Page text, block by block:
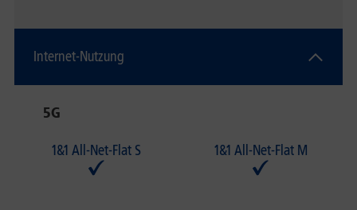
Internet-Nutzung
5G
1&1 All-Net-Flat S 1&1 All-Net-Flat M